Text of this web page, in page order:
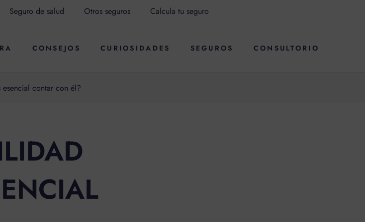
Seguro de salud Otros seguros Calcula tu seguro
CONSEJOS CURIOSIDADES SEGUROS CONSULTORIO
contar con él?